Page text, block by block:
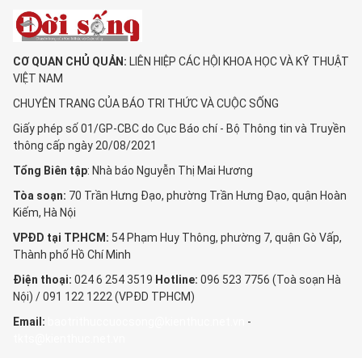
CƠ QUAN CHỦ QUẢN: LIÊN HIỆP CÁC HỘI KHOA HỌC VÀ KỸ THUẬT
VIỆT NAM
CHUYÊN TRANG CỦA BÁO TRI THỨC VÀ CUỘC SỐNG
Giấy phép số 01/GP-CBC do Cục Báo chí - Bộ Thông tin và Truyền
thông cấp ngày 20/08/2021
Tổng Biên tập: Nhà báo Nguyễn Thị Mai Hương
Tòa soạn: 70 Trần Hưng Đạo, phường Trần Hưng Đạo, quận Hoàn
Kiếm, Hà Nội
VPĐD tại TP.HCM: 54 Phạm Huy Thông, phường 7, quận Gò Vấp,
Thành phố Hồ Chí Minh
Điện thoại: 024 6 254 3519 Hotline: 096 523 7756 (Toà soạn Hà
Nội) / 091 122 1222 (VPĐD TPHCM)
Email:
-